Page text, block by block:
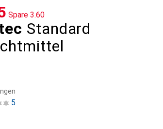
Standard
Spare CHF
3.60
5